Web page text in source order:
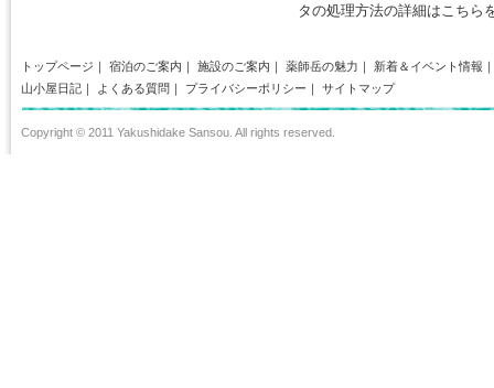
タの処理方法の詳細はこちら
トップページ ｜ 宿泊のご案内 ｜ 施設のご案内 ｜ 薬師岳の魅力 ｜ 新着＆イベント情報 ｜
山小屋日記 ｜ よくある質問 ｜ プライバシーポリシー ｜ サイトマップ
Copyright © 2011 Yakushidake Sansou. All rights reserved.